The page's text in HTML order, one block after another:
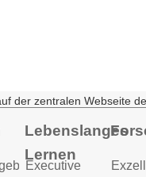
der zentralen Webseite
Lebenslanges
Lernen
Executive